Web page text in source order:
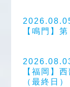
【鳴門】
【福岡】
（最終日）